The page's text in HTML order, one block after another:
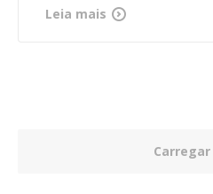
Leia mais